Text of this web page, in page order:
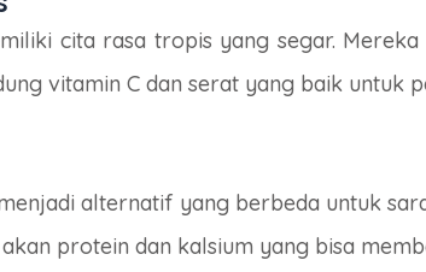
cita rasa tropis yang segar.
vitamin C dan serat yang baik untuk
alternatif yang berbeda untuk
protein dan kalsium yang bisa